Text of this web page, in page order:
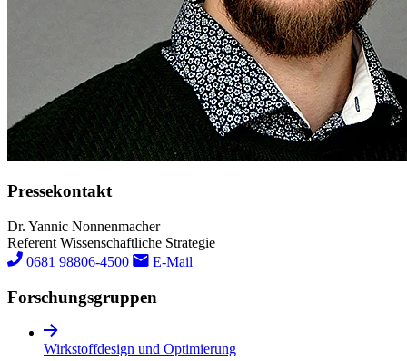
Pressekontakt
Dr. Yannic Nonnenmacher
Referent Wissenschaftliche Strategie
0681 98806-4500
E-Mail
Forschungs­gruppen
Wirkstoffdesign und Optimierung